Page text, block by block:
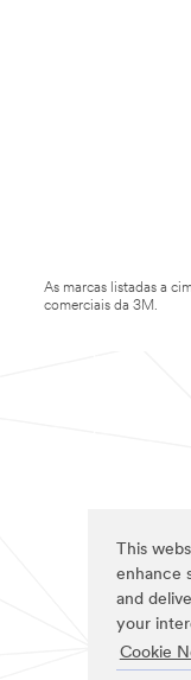
This
enhance
and
your
Cookie
As marcas listadas a
comerciais da 3M.